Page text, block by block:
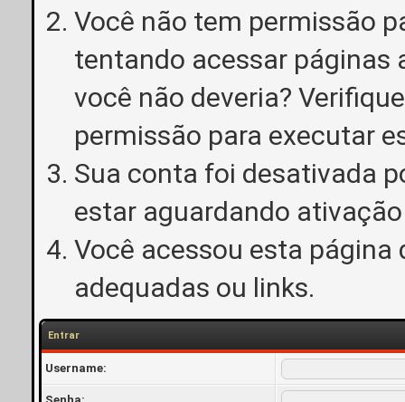
Você não tem permissão
tentando acessar páginas
você não deveria?
permissão para executar
Sua conta foi desativada
estar aguardando
Você acessou esta
adequadas ou links.
Entrar
Username: